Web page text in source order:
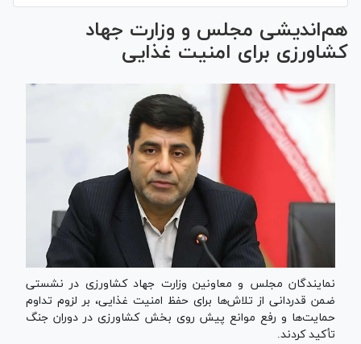
هم‌اندیشی مجلس و وزارت جهاد
کشاورزی برای امنیت غذایی
نمایندگان مجلس و معاونین وزارت جهاد کشاورزی در نشستی
ضمن قدردانی از تلاش‌ها برای حفظ امنیت غذایی، بر لزوم تداوم
حمایت‌ها و رفع موانع پیش روی بخش کشاورزی در دوران جنگ
تأکید کردند.